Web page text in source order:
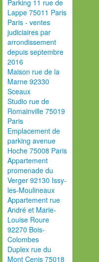
Parking 11 rue de
Lappe 75011 Paris
Paris - ventes
judiciaires par
arrondissement
depuis septembre
2016
Maison rue de la
Marne 92330
Sceaux
Studio rue de
Romainville 75019
Paris
Emplacement de
parking avenue
Hoche 75008 Paris
Appartement
promenade du
Verger 92130 Issy-
les-Moulineaux
Appartement rue
André et Marie-
Louise Roure
92270 Bois-
Colombes
Duplex rue du
Mont Cenis 75018